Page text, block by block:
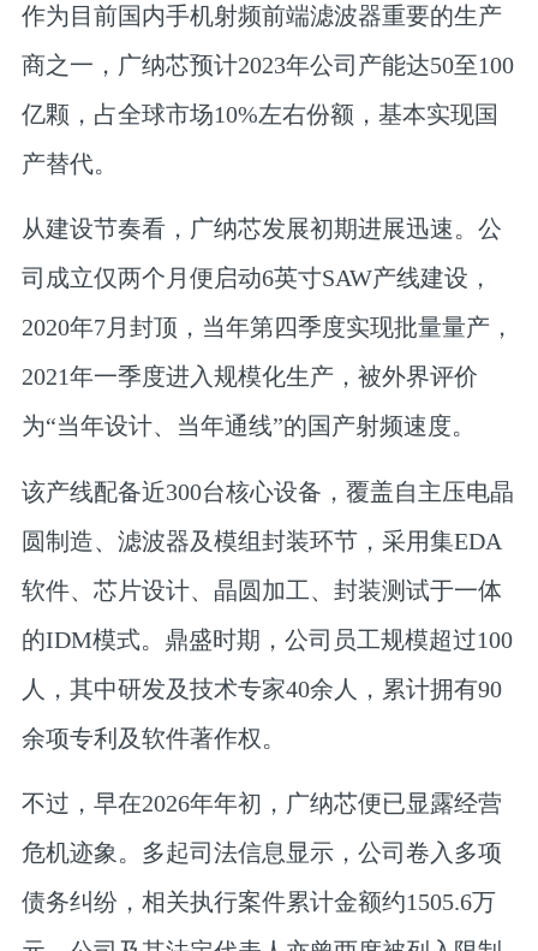
作为目前国内手机射频前端滤波器重要的生产
商之一，广纳芯预计2023年公司产能达50至100
亿颗，占全球市场10%左右份额，基本实现国
产替代。
从建设节奏看，广纳芯发展初期进展迅速。公
司成立仅两个月便启动6英寸SAW产线建设，
2020年7月封顶，当年第四季度实现批量量产，
2021年一季度进入规模化生产，被外界评价
为“当年设计、当年通线”的国产射频速度。
该产线配备近300台核心设备，覆盖自主压电晶
圆制造、滤波器及模组封装环节，采用集EDA
软件、芯片设计、晶圆加工、封装测试于一体
的IDM模式。鼎盛时期，公司员工规模超过100
人，其中研发及技术专家40余人，累计拥有90
余项专利及软件著作权。
不过，早在2026年年初，广纳芯便已显露经营
危机迹象。多起司法信息显示，公司卷入多项
债务纠纷，相关执行案件累计金额约1505.6万